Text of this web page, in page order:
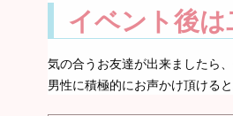
イベント後
気の合うお友達が出来ましたら
男性に積極的にお声かけ頂ける